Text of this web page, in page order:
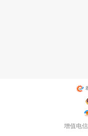
增值电